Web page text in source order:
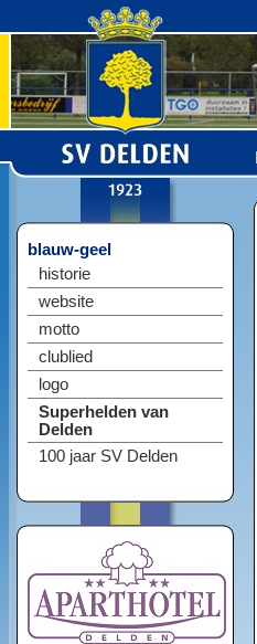
blauw-geel
historie
website
motto
clublied
logo
Superhelden van
Delden
100 jaar SV Delden